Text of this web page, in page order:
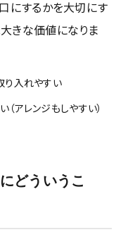
にするかを大切にす
きな価値になりま
り入れやすい
（アレンジもしやすい）
どういうこ